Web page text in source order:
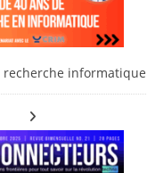
recherche informatique